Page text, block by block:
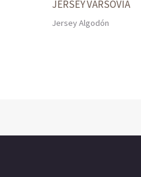
JERSEY VARSOVIA
Jersey Algodón